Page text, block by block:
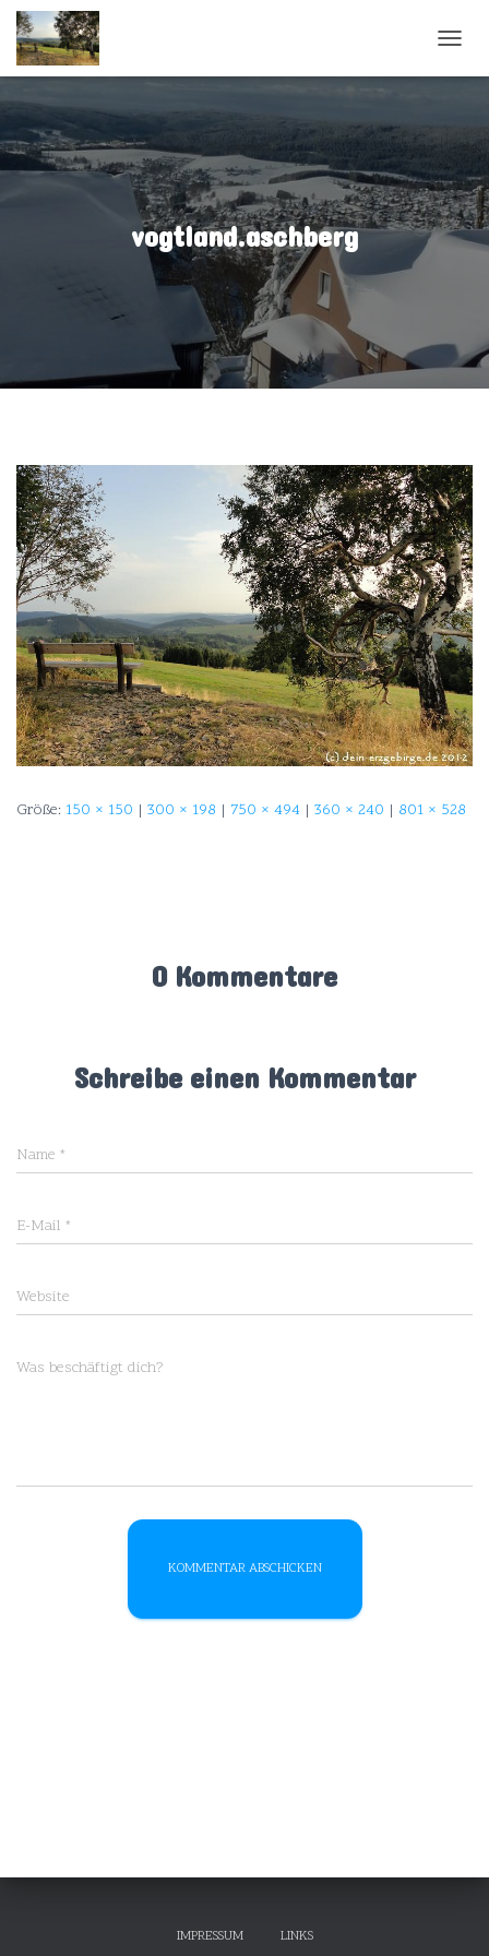
A
T
I
O
N
H
A
L
vogtland.aschberg
Größe: 150 × 150 | 300 × 198 | 750 × 494 | 360 × 240 | 801 × 528
0 Kommentare
Schreibe einen Kommentar
Name *
E-Mail *
Website
Was beschäftigt dich?
IMPRESSUM LINKS